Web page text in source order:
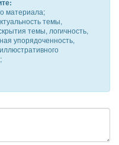
материала;
темы,
темы, логичность,
упорядоченность,